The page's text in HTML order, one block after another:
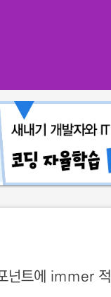
트에 immer 적